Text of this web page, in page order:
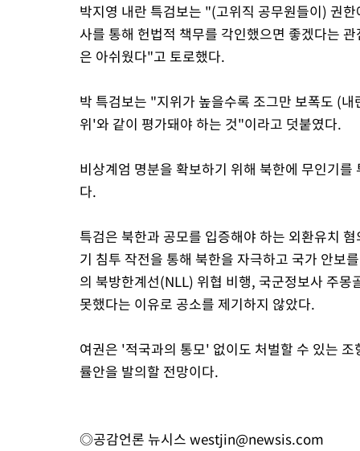
박지영 내란 특검보는 "(고위직 공무원들이) 권
사를 통해 헌법적 책무를 각인했으면 좋겠다는
은 아쉬웠다"고 토로했다.
박 특검보는 "지위가 높을수록 조그만 보폭도 (
위'와 같이 평가돼야 하는 것"이라고 덧붙였다.
비상계엄 명분을 확보하기 위해 북한에 무인기
다.
특검은 북한과 공모를 입증해야 하는 외환유치
기 침투 작전을 통해 북한을 자극하고 국가 안보
의 북방한계선(NLL) 위협 비행, 국군정보사 주
못했다는 이유로 공소를 제기하지 않았다.
여권은 '적국과의 통모' 없이도 처벌할 수 있는
률안을 발의할 전망이다.
◎공감언론 뉴시스 westjin@newsis.com